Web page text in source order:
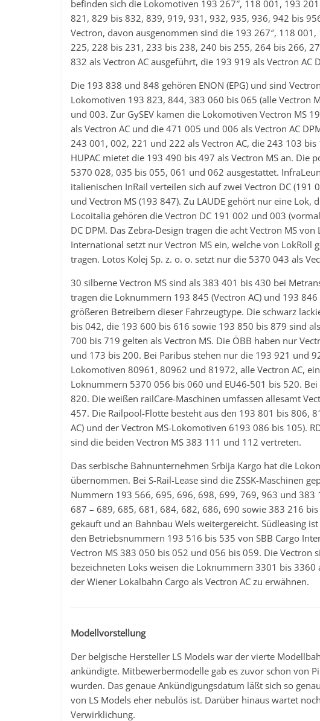
befinden sich die Lokomotiven 193 267″, 118 001, 193
821, 829 bis 832, 839, 919, 931, 932, 935, 936, 942 bis
Vectron, davon ausgenommen sind die 193 267″, 118
225, 228 bis 231, 233 bis 238, 240 bis 255, 264 bis 266,
832 als Vectron AC ausgeführt, die 193 919 als Vectron AC
Die 193 838 und 848 gehören ENON (EPG) und sind
Lokomotiven 193 823, 844, 383 060 bis 065 (alle Vectron
und 003. Zur GySEV kamen die Lokomotiven Vectron MS
als Vectron AC und die 471 005 und 006 als Vectron AC
243 001, 002, 221 und 222 als Vectron AC, die 243 103
HUPAC mietet die 193 490 bis 497 als Vectron MS an. Die
5370 028, 035 bis 055, 061 und 062 ausgestattet.
italienischen InRail verteilen sich auf zwei Vectron DC (191
und Vectron MS (193 847). Zu LAUDE gehört nur eine Lok,
Locoitalia gehören die Vectron DC 191 002 und 003
DC DPM. Das Zebra-Design tragen die acht Vectron MS
International setzt nur Vectron MS ein, welche von
tragen. Lotos Kolej Sp. z. o. o. setzt nur die 5370 043 als
30 silberne Vectron MS sind als 383 401 bis 430 bei
tragen die Loknummern 193 845 (Vectron AC) und 193 846
größeren Betreibern dieser Fahrzeugtype. Die schwarz
bis 042, die 193 600 bis 616 sowie 193 850 bis 879 sind
700 bis 719 gelten als Vectron MS. Die ÖBB haben nur
und 173 bis 200. Bei Paribus stehen nur die 193 921 und
Lokomotiven 80961, 80962 und 81972, alle Vectron AC,
Loknummern 5370 056 bis 060 und EU46-501 bis 520.
820. Die weißen railCare-Maschinen umfassen allesamt
457. Die Railpool-Flotte besteht aus den 193 801 bis 806,
AC) und der Vectron MS-Lokomotiven 6193 086 bis 105).
sind die beiden Vectron MS 383 111 und 112 vertreten.
Das serbische Bahnunternehmen Srbija Kargo hat die
übernommen. Bei S-Rail-Lease sind die ZSSK-Maschinen
Nummern 193 566, 695, 696, 698, 699, 769, 963 und
687 – 689, 685, 681, 684, 682, 686, 690 sowie 383 216
gekauft und an Bahnbau Wels weitergereicht. Südleasing
den Betriebsnummern 193 516 bis 535 von SBB Cargo
Vectron MS 383 050 bis 052 und 056 bis 059. Die Vectron
bezeichneten Loks weisen die Loknummern 3301 bis
der Wiener Lokalbahn Cargo als Vectron AC zu erwähnen.
Modellvorstellung
Der belgische Hersteller LS Models war der vierte
ankündigte. Mitbewerbermodelle gab es zuvor schon von
wurden. Das genaue Ankündigungsdatum läßt sich so
von LS Models eher nebulös ist. Darüber hinaus wartet
Verwirklichung.